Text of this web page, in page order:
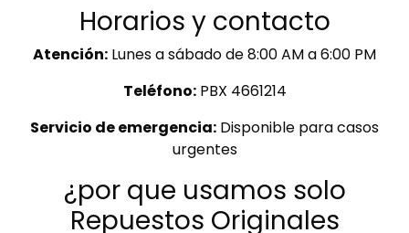
Horarios y contacto
Atención: Lunes a sábado de 8:00 AM a 6:00 PM
Teléfono:PBX 4661214
Servicio de emergencia: Disponible para casos
urgentes
¿por que usamos solo
Repuestos Originales